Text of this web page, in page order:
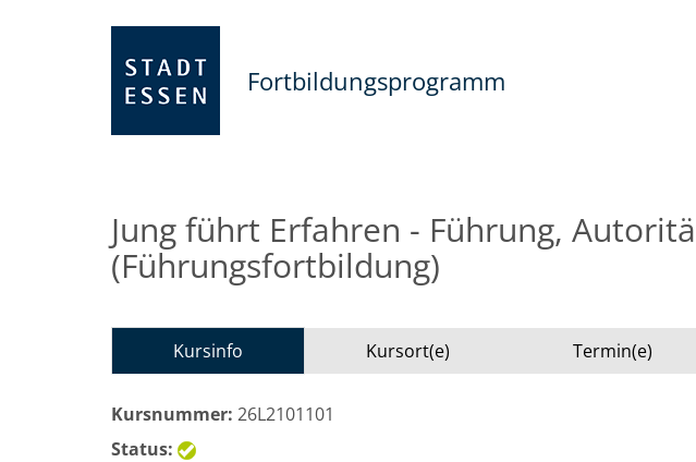
Fortbildungsprogramm
Jung führt Erfahren - Führung,
(Führungsfortbildung)
Kursinfo Kursort(e) Termin(e)
Kursnummer: 26L2101101
Status: